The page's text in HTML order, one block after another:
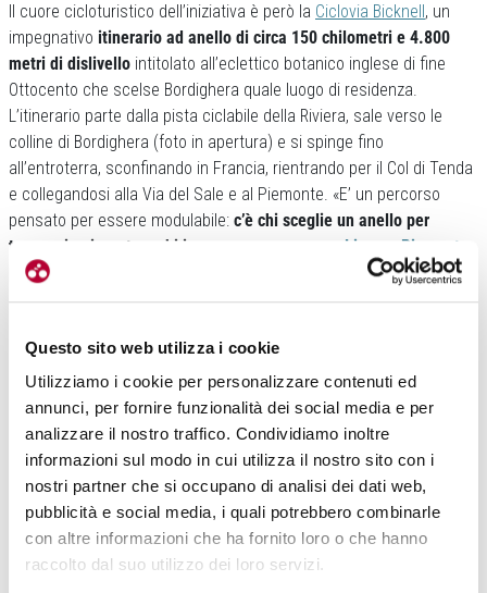
Questo sito web utilizza i cookie
Utilizziamo i cookie per personalizzare contenuti ed
annunci, per fornire funzionalità dei social media e per
analizzare il nostro traffico. Condividiamo inoltre
informazioni sul modo in cui utilizza il nostro sito con i
nostri partner che si occupano di analisi dei dati web,
pubblicità e social media, i quali potrebbero combinarle
con altre informazioni che ha fornito loro o che hanno
raccolto dal suo utilizzo dei loro servizi.
Il cuore cicloturistico dell’iniziativa è però la Ciclovia Bicknell, un
impegnativo itinerario ad anello di circa 150 chilometri e 4.800
metri di dislivello intitolato all’eclettico botanico inglese di fine
Ottocento che scelse Bordighera quale luogo di residenza.
L’itinerario parte dalla pista ciclabile della Riviera, sale verso le
colline di Bordighera (foto in apertura) e si spinge fino
all’entroterra, sconfinando in Francia, rientrando per il Col di Tenda
e collegandosi alla Via del Sale e al Piemonte. «E’ un percorso
pensato per essere modulabile: c’è chi sceglie un anello per
tornare in giornata e chi invece prosegue verso Limone Piemonte
per un viaggio di più giorni»,
digitale, con QR code, cartografia cartacea e informazioni presso
sterrata, tra strade interpoderali, uliveti e boschi, con brevi tratti
asfaltati di collegamento.